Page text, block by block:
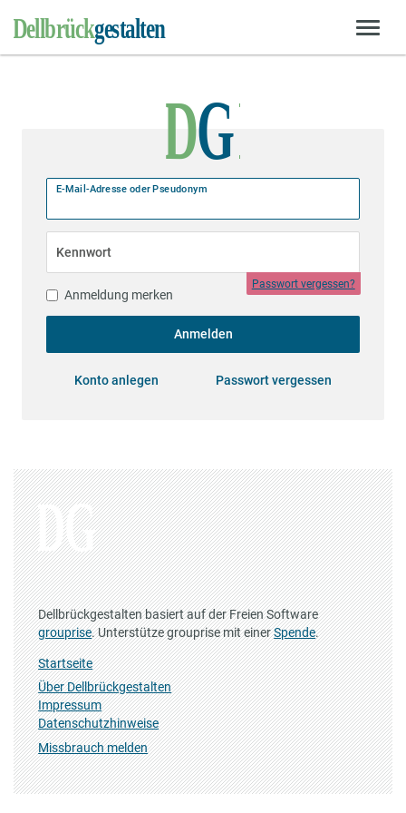
E-Mail-Adresse oder Pseudonym
Kennwort
Passwort vergessen?
Anmeldung merken
Anmelden
Konto anlegen Passwort vergessen
Dellbrückgestalten basiert auf der Freien Software
grouprise. Unterstütze grouprise mit einerSpende.
Startseite
Über Dellbrückgestalten
Impressum
Datenschutzhinweise
Missbrauch melden